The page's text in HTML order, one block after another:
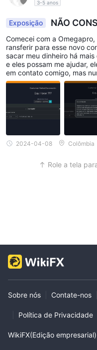
3-5 anos
Exposição NÃO
Comecei com a
ransferir para esse novo
sacar meu dinheiro há
e eles possam me ajudar,
em contato comigo, mas
2024-04-08 Colômbia
Role a tela
Sobre nós Contate-nos
Política de Privacidade
WikiFX(Edição empresarial)